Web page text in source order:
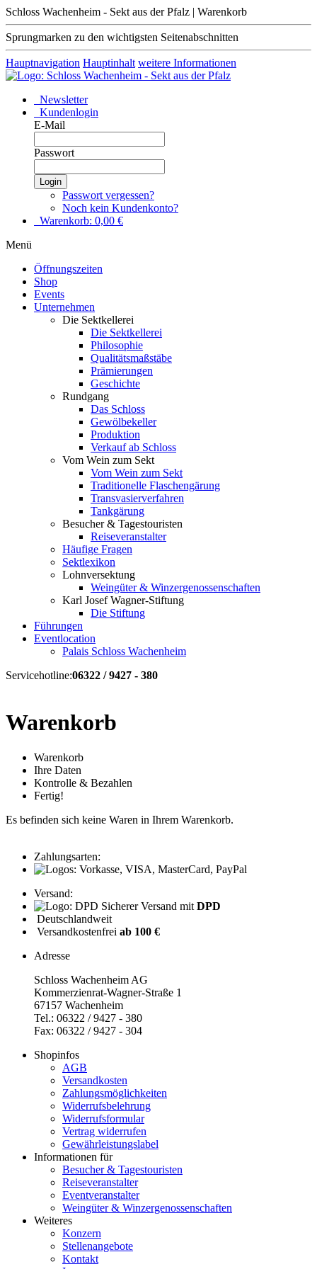
Schloss Wachenheim - Sekt aus der Pfalz | Warenkorb
Sprungmarken zu den wichtigsten Seitenabschnitten
Hauptnavigation Hauptinhalt weitere Informationen
Newsletter
Kundenlogin
E-Mail
Passwort
Login
Passwort vergessen?
Noch kein Kundenkonto?
Warenkorb: 0,00 €
Menü
Öffnungszeiten
Shop
Events
Unternehmen
Die Sektkellerei
Die Sektkellerei
Philosophie
Qualitätsmaßstäbe
Prämierungen
Geschichte
Rundgang
Das Schloss
Gewölbekeller
Produktion
Verkauf ab Schloss
Vom Wein zum Sekt
Vom Wein zum Sekt
Traditionelle Flaschengärung
Transvasierverfahren
Tankgärung
Besucher & Tagestouristen
Reiseveranstalter
Häufige Fragen
Sektlexikon
Lohnversektung
Weingüter & Winzergenossenschaften
Karl Josef Wagner-Stiftung
Die Stiftung
Führungen
Eventlocation
Palais Schloss Wachenheim
Servicehotline:06322 / 9427 - 380
Warenkorb
Warenkorb
Ihre Daten
Kontrolle & Bezahlen
Fertig!
Es befinden sich keine Waren in Ihrem Warenkorb.
Zahlungsarten:
Versand:
Sicherer Versand mit DPD
Deutschlandweit
Versandkostenfrei ab 100 €
Adresse
Schloss Wachenheim AG
Kommerzienrat-Wagner-Straße 1
67157 Wachenheim
Tel.: 06322 / 9427 - 380
Fax: 06322 / 9427 - 304
Shopinfos
AGB
Versandkosten
Zahlungsmöglichkeiten
Widerrufsbelehrung
Widerrufsformular
Vertrag widerrufen
Gewährleistungslabel
Informationen für
Besucher & Tagestouristen
Reiseveranstalter
Eventveranstalter
Weingüter & Winzergenossenschaften
Weiteres
Konzern
Stellenangebote
Kontakt